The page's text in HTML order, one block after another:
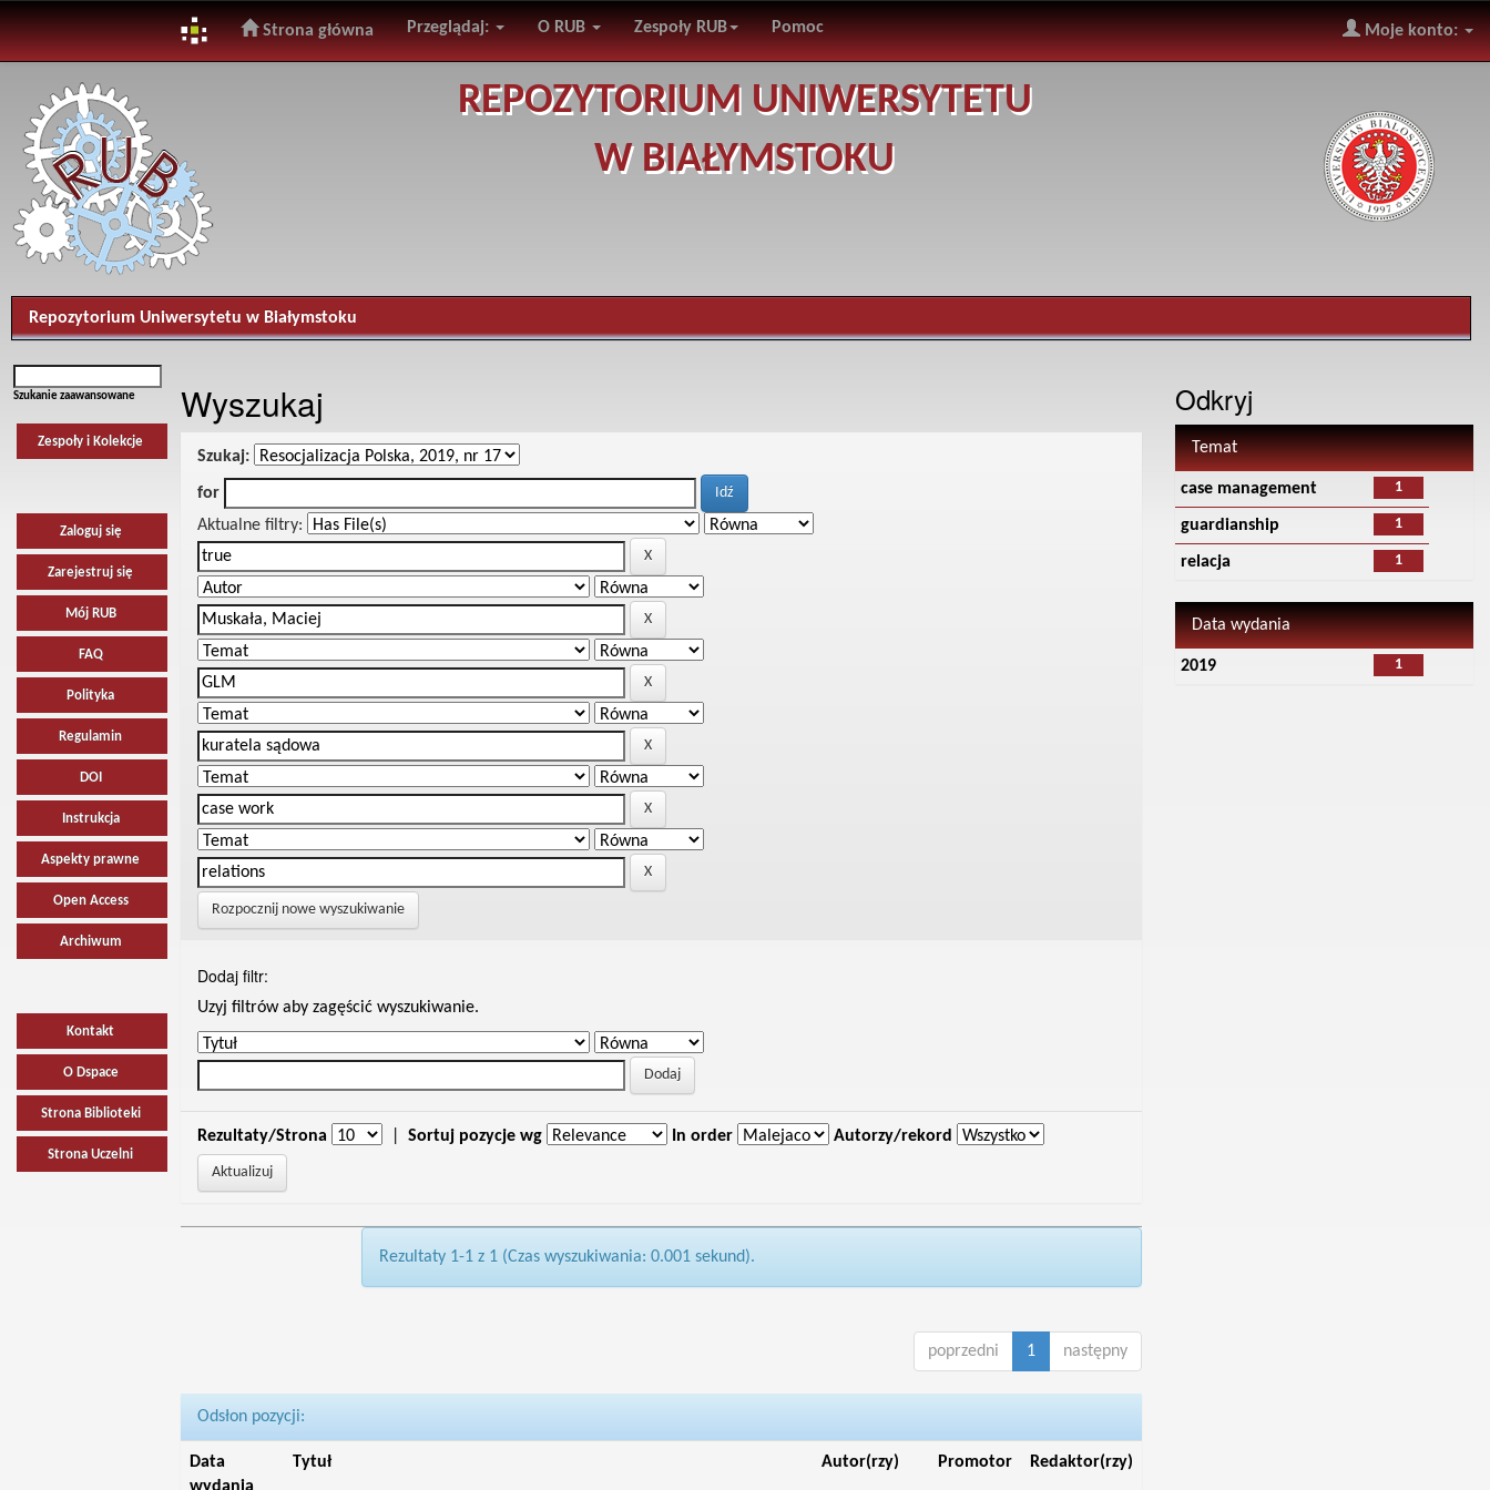
navigation
Strona główna Przeglądaj: O RUB Zespoły RUB Pomoc Moje konto:
REPOZYTORIUM UNIWERSYTETU
W BIAŁYMSTOKU
Repozytorium Uniwersytetu w Białymstoku
Szukanie zaawansowane
Zespoły i Kolekcje
Zaloguj się
Zarejestruj się
Mój RUB
FAQ
Polityka
Regulamin
DOI
Instrukcja
Aspekty prawne
Open Access
Archiwum
Kontakt
O Dspace
Strona Biblioteki
Strona Uczelni
Wyszukaj
Szukaj:
for
Aktualne filtry:
Rozpocznij nowe wyszukiwanie
Dodaj filtr:
Uzyj filtrów aby zagęścić wyszukiwanie.
Rezultaty/Strona Sortuj pozycje wg In order Autorzy/rekord
Rezultaty 1-1 z 1 (Czas wyszukiwania: 0.001 sekund).
poprzedni 1 następny
Odsłon pozycji:
Data
Tytuł Autor(rzy) Promotor Redaktor(rzy)
Odkryj
Temat
1
case management
1
guardianship
1
relacja
Data wydania
1
2019